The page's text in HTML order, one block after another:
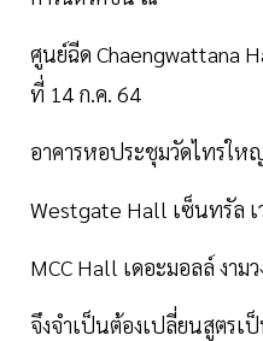
ศูนย์ฉีด Chaengwattana
ที่ 14 ก.ค. 64
อาคารหอประชุมวัดไทรใ
Westgate Hall เซ็นทรัล
MCC Hall เดอะมอลล์ งาม
จึงจำเป็นต้องเปลี่ยนสูตรเ